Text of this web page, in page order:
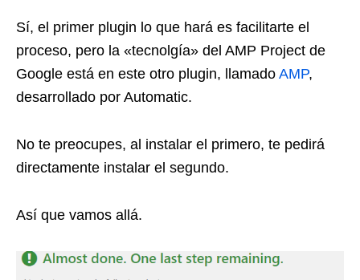
Sí, el primer plugin lo que hará es facilitarte el
proceso, pero la «tecnolgía» del AMP Project de
Google está en este otro plugin, llamado AMP,
desarrollado por Automatic.
No te preocupes, al instalar el primero, te pedirá
directamente instalar el segundo.
Así que vamos allá.